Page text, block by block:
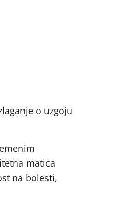
o uzgoju
matica
na bolesti,